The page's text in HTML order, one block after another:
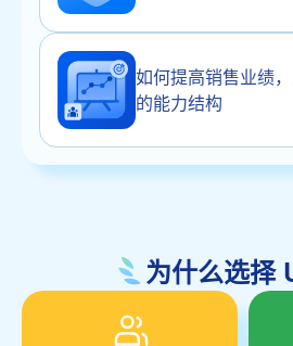
如何提高销售业绩
的能力结构
为什么选择